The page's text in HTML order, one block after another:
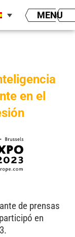
MENU
en el
de prensas
en